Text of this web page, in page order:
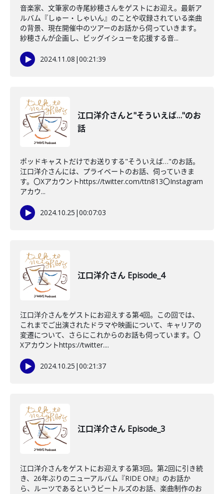
音楽家、文筆家の寺尾紗穂さんをゲストにお迎え。最新ア
ルバム『しゅー・しゃいん』のことや収録されている楽曲
の背景、現在開催中のツアーのお話から伺っていきます。
紗穂さんが企画し、ビッグイシューを応援する音...
2024.11.08 |00:21:39
江口洋介さんと"そういえば…"のお
話
ポッドキャストだけでお送りする"そういえば…"のお話。
江口洋介さんには、プライベートのお話、伺っていきま
す。〇Xアカウントhttps://twitter.com/ttn813〇Instagram
アカウ...
2024.10.25 |00:07:03
江口洋介さん Episode_4
江口洋介さんをゲストにお迎えする第4回。この回では、
これまでご出演されたドラマや映画について、キャリアの
変遷について、さらにこれからのお話も伺っています。〇
Xアカウントhttps://twitter....
2024.10.25 |00:21:37
江口洋介さん Episode_3
江口洋介さんをゲストにお迎えする第3回。第2回に引き続
き、26年ぶりのニューアルバム『RIDE ON!』のお話か
ら、ルーツであるというビートルズのお話、楽曲制作のお